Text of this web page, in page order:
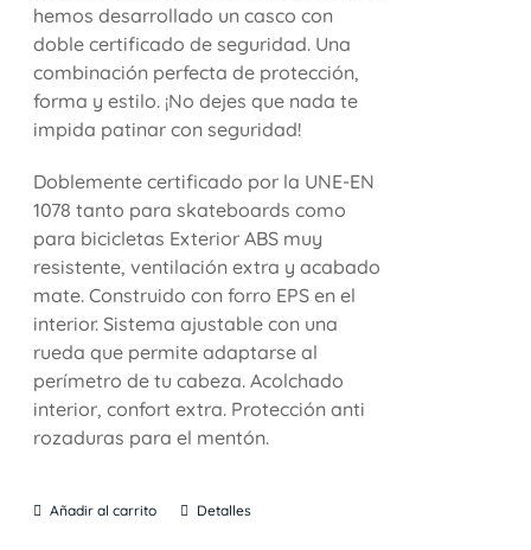
hemos desarrollado un casco con
doble certificado de seguridad. Una
combinación perfecta de protección,
forma y estilo. ¡No dejes que nada te
impida patinar con seguridad!
Doblemente certificado por la UNE-EN
1078 tanto para skateboards como
para bicicletas Exterior ABS muy
resistente, ventilación extra y acabado
mate. Construido con forro EPS en el
interior. Sistema ajustable con una
rueda que permite adaptarse al
perímetro de tu cabeza. Acolchado
interior, confort extra. Protección anti
rozaduras para el mentón.
Añadir al carrito Detalles